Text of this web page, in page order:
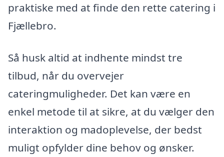
praktiske med at finde den rette catering i
Fjællebro.
Så husk altid at indhente mindst tre
tilbud, når du overvejer
cateringmuligheder. Det kan være en
enkel metode til at sikre, at du vælger den
interaktion og madoplevelse, der bedst
muligt opfylder dine behov og ønsker.